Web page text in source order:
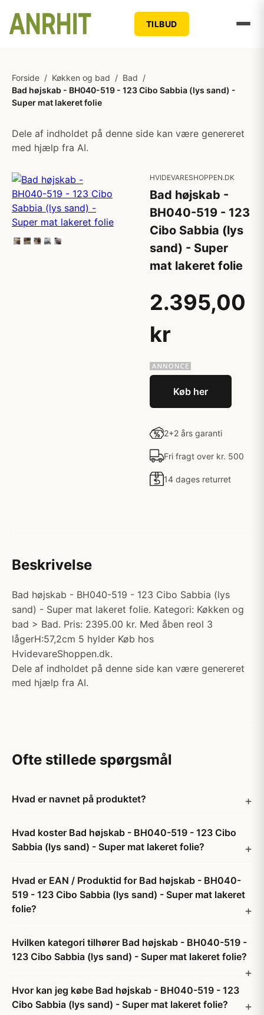
TILBUD
Forside / Køkken og bad / Bad /
Bad højskab - BH040-519 - 123 Cibo Sabbia (lys sand) -
Super mat lakeret folie
Dele af indholdet på denne side kan være genereret
med hjælp fra AI.
HVIDEVARESHOPPEN.DK
Bad højskab -
BH040-519 - 123
Cibo Sabbia (lys
sand) - Super
mat lakeret folie
2.395,00
kr
Køb her
2+2 års garanti
Fri fragt over kr. 500
14 dages returret
Beskrivelse
Bad højskab - BH040-519 - 123 Cibo Sabbia (lys
sand) - Super mat lakeret folie. Kategori: Køkken og
bad > Bad. Pris: 2395.00 kr. Med åben reol 3
lågerH:57,2cm 5 hylder Køb hos
HvidevareShoppen.dk.
Dele af indholdet på denne side kan være genereret
med hjælp fra AI.
Ofte stillede spørgsmål
Hvad er navnet på produktet?
Hvad koster Bad højskab - BH040-519 - 123 Cibo
Sabbia (lys sand) - Super mat lakeret folie?
Hvad er EAN / Produktid for Bad højskab - BH040-
519 - 123 Cibo Sabbia (lys sand) - Super mat lakeret
folie?
Hvilken kategori tilhører Bad højskab - BH040-519 -
123 Cibo Sabbia (lys sand) - Super mat lakeret folie?
Hvor kan jeg købe Bad højskab - BH040-519 - 123
Cibo Sabbia (lys sand) - Super mat lakeret folie?